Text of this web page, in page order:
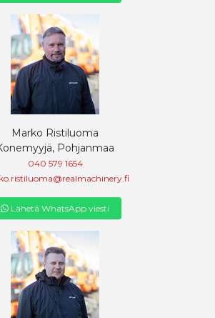
Marko Ristiluoma
Pohjanmaa
040 579 1654
Lähetä WhatsApp viesti